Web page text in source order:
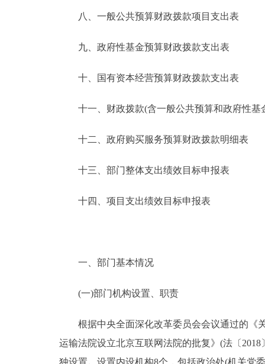
八、一般公共预算财政拨款项目支出表
九、政府性基金预算财政拨款支出表
十、国有资本经营预算财政拨款支出表
十一、财政拨款(含一般公共预算和政府性基
十二、政府购买服务预算财政拨款明细表
十三、部门整体支出绩效目标申报表
十四、项目支出绩效目标申报表
一、部门基本情况
(一)部门机构设置、职责
根据中央全面深化改革委员会会议通过的《关
运输法院设立北京互联网法院的批复》(法〔
独设置。设置内设机构8个，包括政治处(机关党